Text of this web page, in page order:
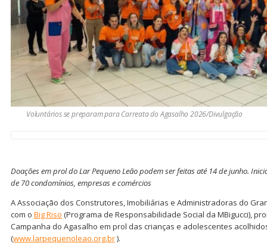
Voluntários se preparam para Carreata do Agasalho 2026/Divulgação
Doações em prol do Lar Pequeno Leão podem ser feitas até 14 de junho.
de 70 condomínios, empresas e comércios
A Associação dos Construtores, Imobiliárias e Administradoras do
com o Big Riso (Programa de Responsabilidade Social da MBigucci),
Campanha do Agasalho em prol das crianças e adolescentes
(www.larpequenoleao.org.br).